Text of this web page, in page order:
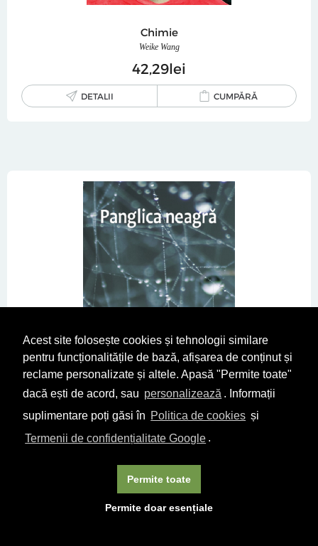
Acest site folosește cookies și tehnologii similare
pentru funcționalitățile de bază, afișarea de conținut și
reclame personalizate și altele. Apasă "Permite toate"
dacă ești de acord, sau personalizează . Informații
suplimentare poți găsi în Politica de cookies și
Termenii de confidențialitate Google .
Permite doar esențiale
Permite toate
Chimie
Weike Wang
42 29lei
DETALII CUMPĂRĂ
Panglica neagra
4229lei